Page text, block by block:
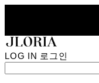
LOG IN 로그인